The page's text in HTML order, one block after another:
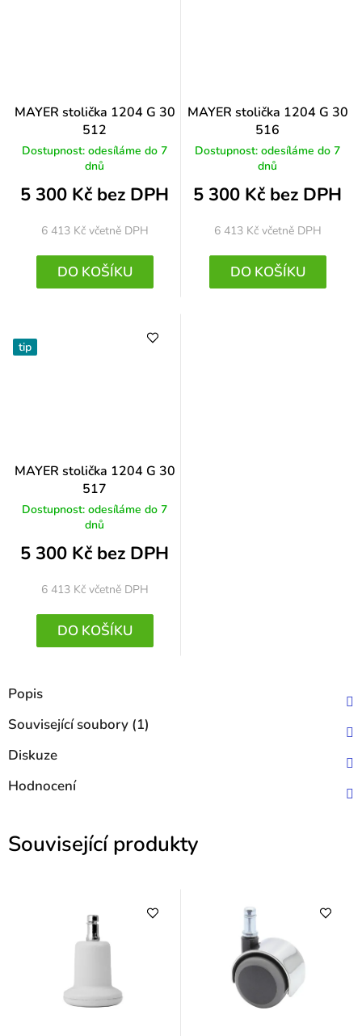
MAYER stolička 1204 G 30
512
Dostupnost: odesíláme do 7
dnů
5 300 Kč bez DPH
6 413 Kč včetně DPH
DO KOŠÍKU
MAYER stolička 1204 G 30
516
Dostupnost: odesíláme do 7
dnů
5 300 Kč bez DPH
6 413 Kč včetně DPH
DO KOŠÍKU
tip
MAYER stolička 1204 G 30
517
Dostupnost: odesíláme do 7
dnů
5 300 Kč bez DPH
6 413 Kč včetně DPH
DO KOŠÍKU
Popis
Související soubory (1)
Diskuze
Hodnocení
Související produkty